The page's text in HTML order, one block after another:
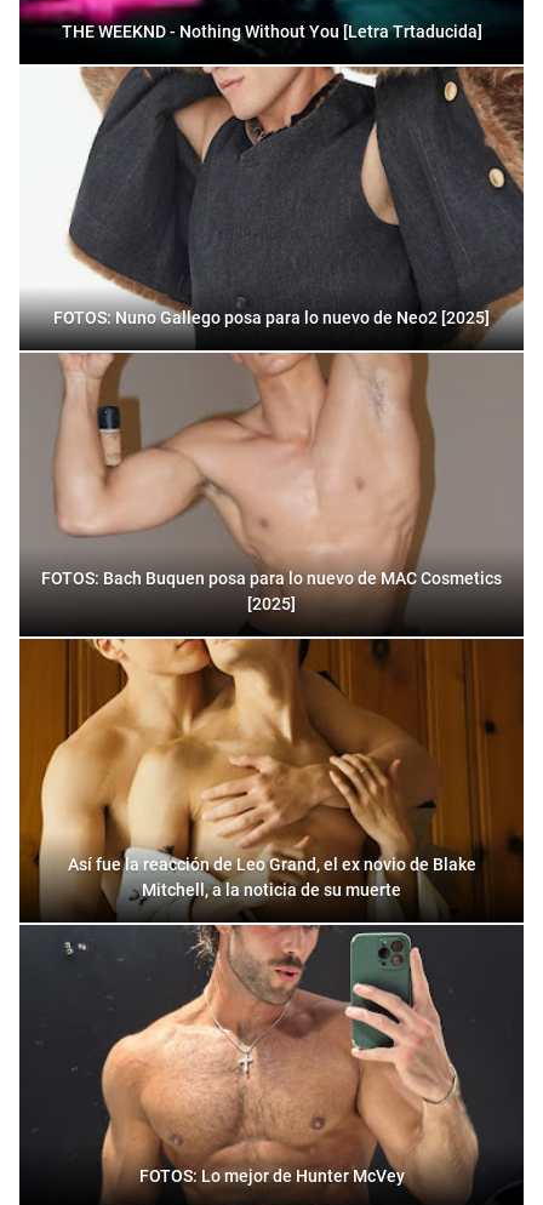
THE WEEKND - Nothing Without You [Letra Trtaducida]
FOTOS: Nuno Gallego posa para lo nuevo de Neo2 [2025]
FOTOS: Bach Buquen posa para lo nuevo de MAC Cosmetics
[2025]
Así fue la reacción de Leo Grand, el ex novio de Blake
Mitchell, a la noticia de su muerte
FOTOS: Lo mejor de Hunter McVey